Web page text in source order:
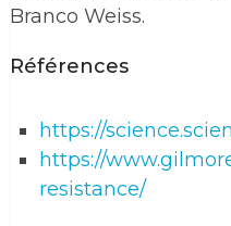
Branco Weiss.
Références
https://
https://
resistance/